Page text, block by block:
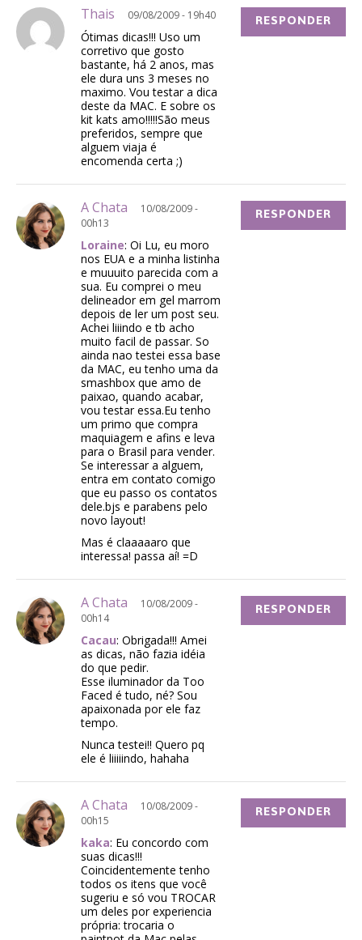
Thais 09/08/2009 - 19h40
Ótimas dicas!!! Uso um
corretivo que gosto
bastante, há 2 anos, mas
ele dura uns 3 meses no
maximo. Vou testar a dica
deste da MAC. E sobre os
kit kats amo!!!!!São meus
preferidos, sempre que
alguem viaja é
encomenda certa ;)
RESPONDER
A Chata
10/08/2009 -
00h13
Loraine: Oi Lu, eu moro
nos EUA e a minha listinha
e muuuito parecida com a
sua. Eu comprei o meu
delineador em gel marrom
depois de ler um post seu.
Achei liiindo e tb acho
muito facil de passar. So
ainda nao testei essa base
da MAC, eu tenho uma da
smashbox que amo de
paixao, quando acabar,
vou testar essa.Eu tenho
um primo que compra
maquiagem e afins e leva
para o Brasil para vender.
Se interessar a alguem,
entra em contato comigo
que eu passo os contatos
dele.bjs e parabens pelo
novo layout!
Mas é claaaaaro que
interessa! passa aí! =D
RESPONDER
A Chata
10/08/2009 -
00h14
Cacau: Obrigada!!! Amei
as dicas, não fazia idéia
do que pedir.
Esse iluminador da Too
Faced é tudo, né? Sou
apaixonada por ele faz
tempo.
Nunca testei!! Quero pq
ele é liiiiindo, hahaha
RESPONDER
A Chata
10/08/2009 -
00h15
kaka: Eu concordo com
suas dicas!!!
Coincidentemente tenho
todos os itens que você
sugeriu e só vou TROCAR
um deles por experiencia
própria: trocaria o
RESPONDER